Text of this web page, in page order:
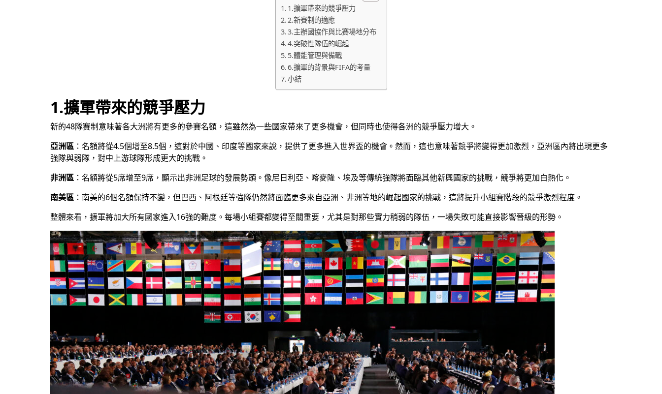
1.擴軍帶來的競爭壓力
2.新賽制的適應
3.主辦國協作與比賽場地分布
4.突破性隊伍的崛起
5.體能管理與備戰
6.擴軍的背景與FIFA的考量
小結
1.擴軍帶來的競爭壓力
新的48隊賽制意味著各大洲將有更多的參賽名額，這雖然為一些國家帶來了更多機會，但同時也使得各洲的競爭壓力增大。
亞洲區 ：名額將從4.5個增至8.5個，這對於中國、印度等國家來說，提供了更多進入世界盃的機會。然而，這也意味著競爭將變得更加激烈，亞洲區內將出現更多
強隊與弱隊，對中上游球隊形成更大的挑戰。
非洲區 ：名額將從5席增至9席，顯示出非洲足球的發展勢頭。像尼日利亞、喀麥隆、埃及等傳統強隊將面臨其他新興國家的挑戰，競爭將更加白熱化。
南美區 ：南美的6個名額保持不變，但巴西、阿根廷等強隊仍然將面臨更多來自亞洲、非洲等地的崛起國家的挑戰，這將提升小組賽階段的競爭激烈程度。
整體來看，擴軍將加大所有國家進入16強的難度。每場小組賽都變得至關重要，尤其是對那些實力稍弱的隊伍，一場失敗可能直接影響晉級的形勢。